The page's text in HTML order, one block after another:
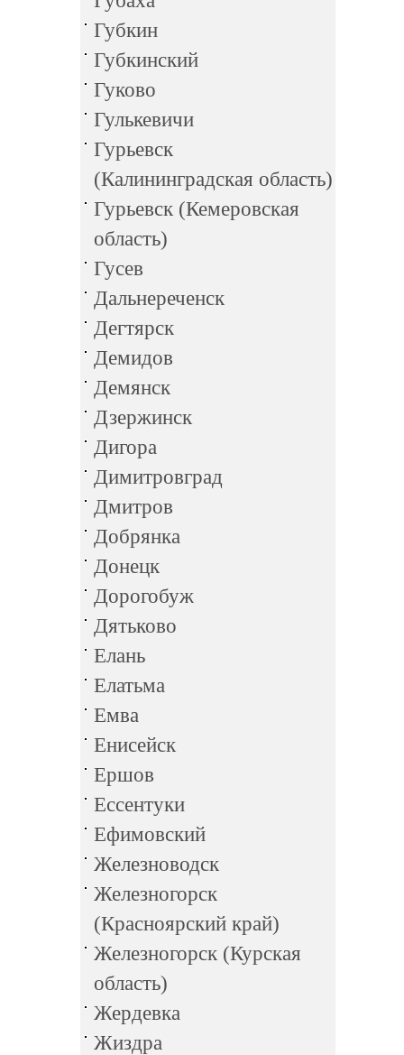
Губкин
Губкинский
Гуково
Гулькевичи
Гурьевск
(Калининградская область)
Гурьевск (Кемеровская
область)
Гусев
Дальнереченск
Дегтярск
Демидов
Демянск
Дзержинск
Дигора
Димитровград
Дмитров
Добрянка
Донецк
Дорогобуж
Дятьково
Елань
Елатьма
Емва
Енисейск
Ершов
Ессентуки
Ефимовский
Железноводск
Железногорск
(Красноярский край)
Железногорск (Курская
область)
Жердевка
Жиздра